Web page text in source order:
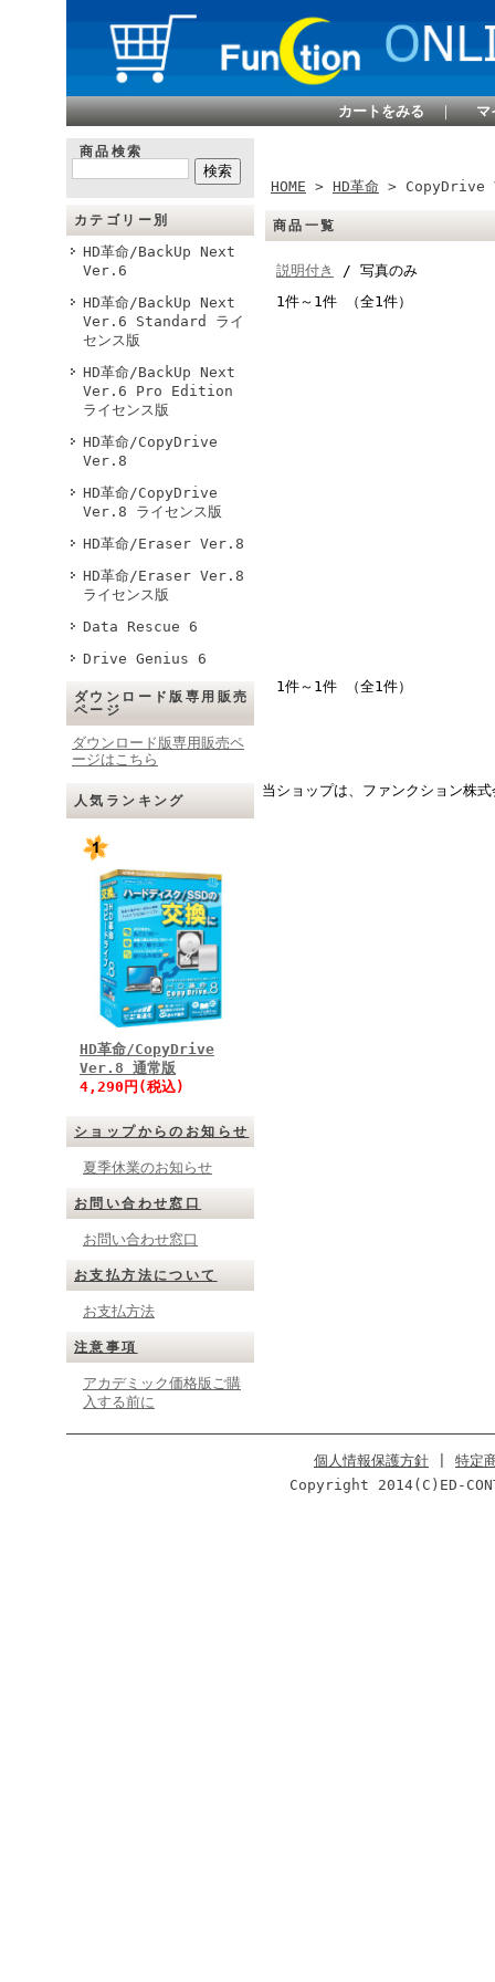
カートをみる ｜ マ
商品検索
カテゴリー別
HD革命/BackUp Next
Ver.6
HD革命/BackUp Next
Ver.6 Standard ライ
センス版
HD革命/BackUp Next
Ver.6 Pro Edition
ライセンス版
HD革命/CopyDrive
Ver.8
HD革命/CopyDrive
Ver.8 ライセンス版
HD革命/Eraser Ver.8
HD革命/Eraser Ver.8
ライセンス版
Data Rescue 6
Drive Genius 6
ダウンロード版専用販売
ページ
ダウンロード版専用販売ペ
ージはこちら
人気ランキング
HD革命/CopyDrive
Ver.8 通常版
4,290円(税込)
ショップからのお知らせ
夏季休業のお知らせ
お問い合わせ窓口
お問い合わせ窓口
お支払方法について
お支払方法
注意事項
アカデミック価格版ご購
入する前に
HOME > HD革命 > CopyDrive
商品一覧
説明付き
/ 写真のみ
1件～1件 （全1件）
1件～1件 （全1件）
当ショップは、ファンクション株
個人情報保護方針
特定
Copyright 2014(C)ED-